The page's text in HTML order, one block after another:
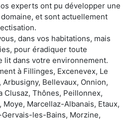
experts ont pu développer une
et sont actuellement
dans vos habitations, mais
pour éradiquer toute
lit dans votre environnement.
à Fillinges, Excenevex, Le
Bellevaux, Onnion,
Clusaz, Thônes, Peillonnex,
Marcellaz-Albanais, Etaux,
les-Bains, Morzine,